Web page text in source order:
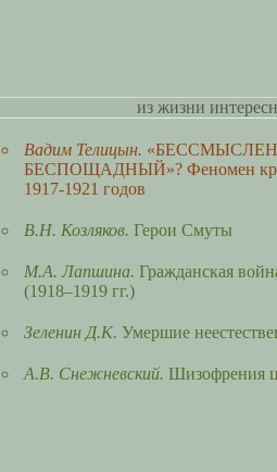
из жизни
Вадим Телицын.
БЕСПОЩАДНЫЙ»? Феномен
1917-1921 годов
В.Н. Козляков. Герои Смуты
М.А. Лапшина. Гражданская
(1918–1919 гг.)
Зеленин Д.К. Умершие
А.В. Снежневский. Шизофрения